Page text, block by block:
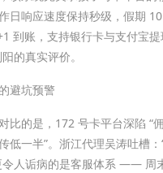
日响应速度保持秒级，假期
到账，支持银行卡与支付宝
的真实评价。
避坑预警
的是，172 号卡平台深陷 “
低一半”。浙江代理吴涛吐槽
人诟病的是客服体系 —— 周